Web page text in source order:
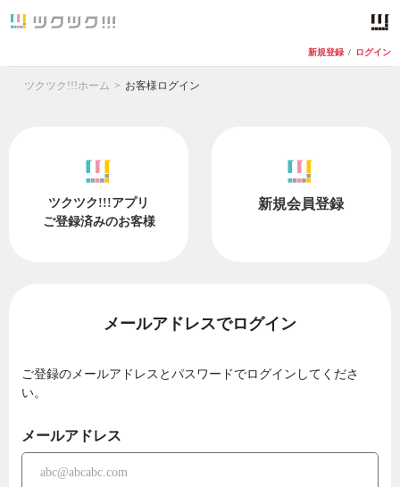
新規登録 / ログイン
ツクツク!!!ホーム お客様ログイン
ツクツク!!!アプリ
ご登録済みのお客様
新規会員登録
メールアドレスでログイン
ご登録のメールアドレスとパスワードでログインしてくださ
い。
メールアドレス